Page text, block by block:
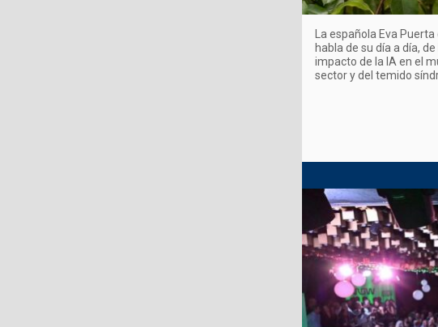
La española Eva
habla de su día a día,
impacto de la IA en el
sector y del temido